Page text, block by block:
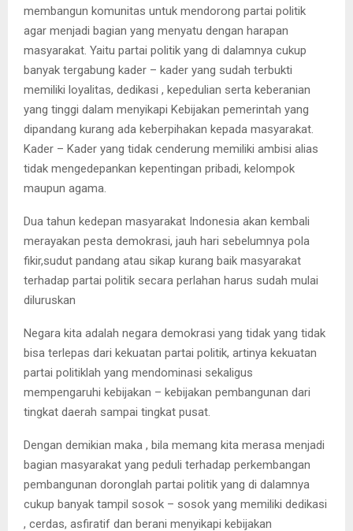
membangun komunitas untuk mendorong partai politik
agar menjadi bagian yang menyatu dengan harapan
masyarakat. Yaitu partai politik yang di dalamnya cukup
banyak tergabung kader – kader yang sudah terbukti
memiliki loyalitas, dedikasi , kepedulian serta keberanian
yang tinggi dalam menyikapi Kebijakan pemerintah yang
dipandang kurang ada keberpihakan kepada masyarakat.
Kader – Kader yang tidak cenderung memiliki ambisi alias
tidak mengedepankan kepentingan pribadi, kelompok
maupun agama.
Dua tahun kedepan masyarakat Indonesia akan kembali
merayakan pesta demokrasi, jauh hari sebelumnya pola
fikir,sudut pandang atau sikap kurang baik masyarakat
terhadap partai politik secara perlahan harus sudah mulai
diluruskan
Negara kita adalah negara demokrasi yang tidak yang tidak
bisa terlepas dari kekuatan partai politik, artinya kekuatan
partai politiklah yang mendominasi sekaligus
mempengaruhi kebijakan – kebijakan pembangunan dari
tingkat daerah sampai tingkat pusat.
Dengan demikian maka , bila memang kita merasa menjadi
bagian masyarakat yang peduli terhadap perkembangan
pembangunan doronglah partai politik yang di dalamnya
cukup banyak tampil sosok – sosok yang memiliki dedikasi
, cerdas, asfiratif dan berani menyikapi kebijakan